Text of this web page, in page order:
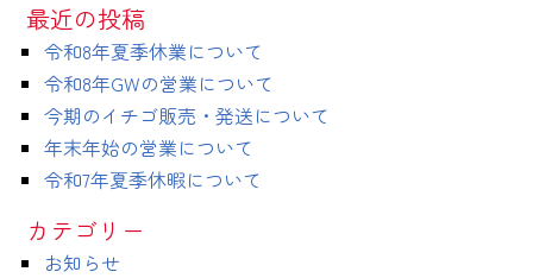
最近の投稿
令和8年夏季休業について
令和8年GWの営業について
今期のイチゴ販売・発送について
年末年始の営業について
令和7年夏季休暇について
カテゴリー
お知らせ